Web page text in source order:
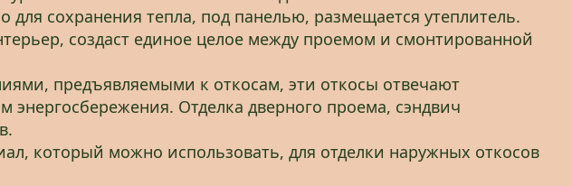
сохранения тепла, под панелью, размещается утеплитель.
создаст единое целое между проемом и смонтированной
предъявляемыми к откосам, эти откосы отвечают
Отделка дверного проема, сэндвич
который можно использовать, для отделки наружных откосов